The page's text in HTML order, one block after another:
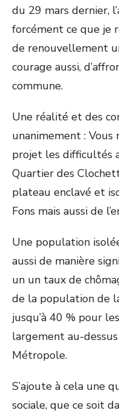
du 29 mars dernier,
forcément ce que je
de renouvellement
courage aussi,
commune.
Une réalité et des
unanimement :
projet les difficultés
Quartier des
plateau enclavé et
Fons mais aussi de
Une population
aussi de manière
un un taux de
de la population de
jusqu’à 40 % pour
largement au-
Métropole.
S’ajoute à cela une
sociale, que ce soit